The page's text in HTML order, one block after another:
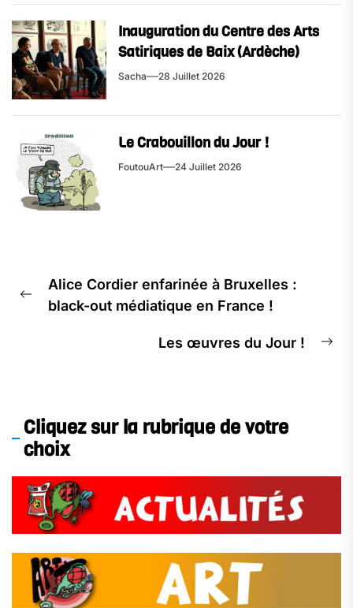
Inauguration du Centre des Arts
Satiriques de Baix (Ardèche)
Sacha 28 Juillet 2026
Le Crabouillon du Jour !
FoutouArt 24 Juillet 2026
Alice Cordier enfarinée à Bruxelles :
black-out médiatique en France !
Les œuvres du Jour !
Cliquez sur la rubrique de votre
choix